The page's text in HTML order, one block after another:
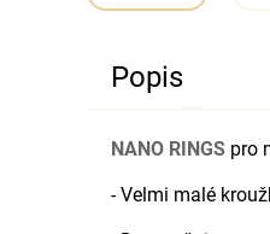
Popis
NANO RINGS pro
- Velmi malé